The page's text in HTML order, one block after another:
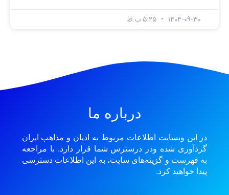
۱۴۰۴-۰۹-۳۰
درباره ما
در این وبسایت اطلاعات مربوط به ادیان و مذاهب ایران
گردآوری شده ودر درسترس شما قرار دارد. با مراجعه
به فهرست و گزینه‌های سایت، به این اطلاعات دسترسی
پیدا خواهید کرد.